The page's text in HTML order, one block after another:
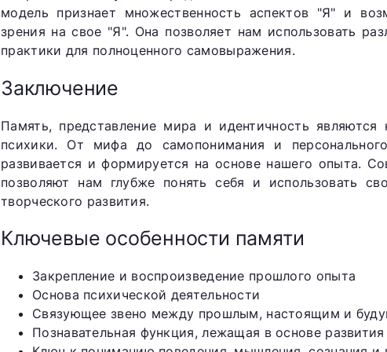
модель признает множественность аспектов "Я" и
зрения на свое "Я". Она позволяет нам использовать
практики для полноценного самовыражения.
Заключение
Память, представление мира и идентичность
психики. От мифа до самопонимания и
развивается и формируется на основе нашего опыта.
позволяют нам глубже понять себя и использовать
творческого развития.
Ключевые особенности памяти
Закрепление и воспроизведение прошлого опыта
Основа психической деятельности
Связующее звено между прошлым, настоящим и
Познавательная функция, лежащая в основе